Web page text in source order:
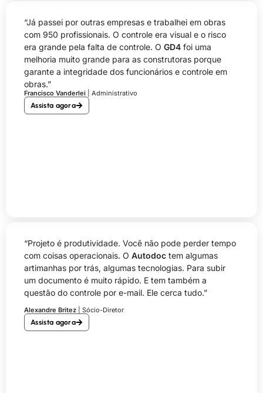
“Já passei por outras empresas e trabalhei em obras
com 950 profissionais. O controle era visual e o risco
era grande pela falta de controle. O GD4 foi uma
melhoria muito grande para as construtoras porque
garante a integridade dos funcionários e controle em
obras.”
Francisco Vanderlei | Administrativo
Assista agora
“Projeto é produtividade. Você não pode perder tempo
com coisas operacionais. O Autodoc tem algumas
artimanhas por trás, algumas tecnologias. Para subir
um documento é muito rápido. E tem também a
questão do controle por e-mail. Ele cerca tudo.”
Alexandre Britez
| Sócio-Diretor
Assista agora